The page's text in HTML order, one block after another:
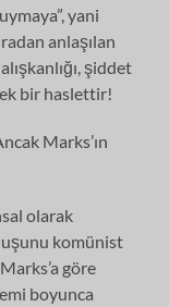
yani
anlaşılan
şiddet
bir haslettir!
Marks’ın
olarak
komünist
göre
boyunca